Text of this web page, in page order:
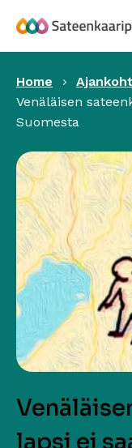
sisältöön
Home
Venäläisen
Suomesta
lapsi ei